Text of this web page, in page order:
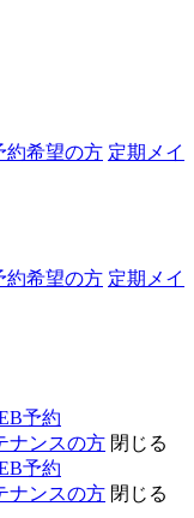
約希望の方 定期メイ
約希望の方 定期メイ
予約
ナンスの方 閉じる
予約
ナンスの方 閉じる